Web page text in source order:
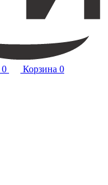
0 Корзина 0